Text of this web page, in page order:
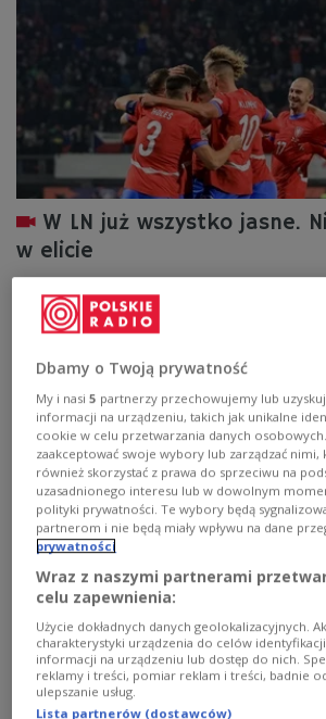
W LN już wszystko jasne.
w elicie
Za nami ostatnia kolejka fazy
Narodów. Bezpośredni awans do
przypieczętowały Czechy i Szwecja. W
rozgrywkowej doszło do dwóch
Zobacz więcej na temat: SPORT Piłka nożna
reprezentacja Czech
reprezentacja Węgier
reprezentacja Niemiec
reprezentacja Gruzji
reprezentacja Turcji
reprezentacja Walii
reprezentacja Holandii reprezentacja
reprezentacja Ukrainy
reprezentacja
reprezentacja Szwecji
reprezentacja
Dbamy o Twoją prywatność
My i nasi5 partnerzy przechowujemy lub
informacji na urządzeniu, takich jak unikalne
cookie w celu przetwarzania danych
zaakceptować swoje wybory lub zarządzać nimi,
również skorzystać z prawa do sprzeciwu na
uzasadnionego interesu lub w dowolnym
polityki prywatności. Te wybory będą
partnerom i nie będą miały wpływu na dane
prywatności
Wraz z naszymi partnerami
celu zapewnienia:
Użycie dokładnych danych geolokalizacyjnych.
charakterystyki urządzenia do celów
informacji na urządzeniu lub dostęp do nich.
reklamy i treści, pomiar reklam i treści, badnie
ulepszanie usług.
Lista partnerów (dostawców)